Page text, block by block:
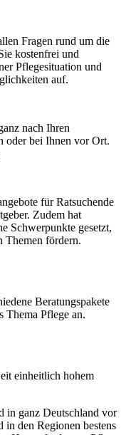
Fragen rund um die
kostenfrei und
Pflegesituation und
auf.
nach Ihren
oder bei Ihnen vor Ort.
für Ratsuchende
Zudem hat
Schwerpunkte gesetzt,
Themen fördern.
Beratungspakete
Thema Pflege an.
einheitlich hohem
in ganz Deutschland vor
den Regionen bestens